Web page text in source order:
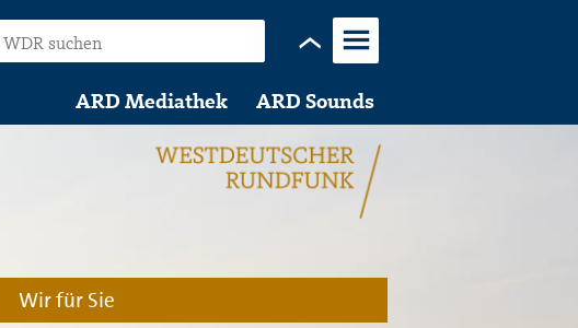
Menü
ARD Mediathek ARD Sounds
Wir für Sie